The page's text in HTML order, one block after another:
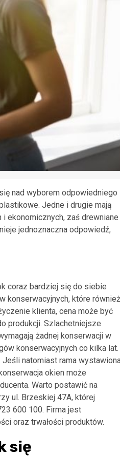
nad wyborem odpowiedniego
Jedne i drugie mają
ekonomicznych, zaś drewniane
jednoznaczna odpowiedź,
coraz bardziej się do siebie
konserwacyjnych, które również
klienta, cena może być
produkcji. Szlachetniejsze
żadnej konserwacji w
konserwacyjnych co kilka lat.
Jeśli natomiast rama
okien może
Warto postawić na
ul. Brzeskiej 47A, której
600 100. Firma jest
oraz trwałości produktów.
się